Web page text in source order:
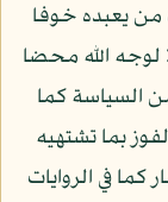
من يعبده خوفا
لوجه الله محضا
السياسة كما
بما تشتهيه
في الروايات